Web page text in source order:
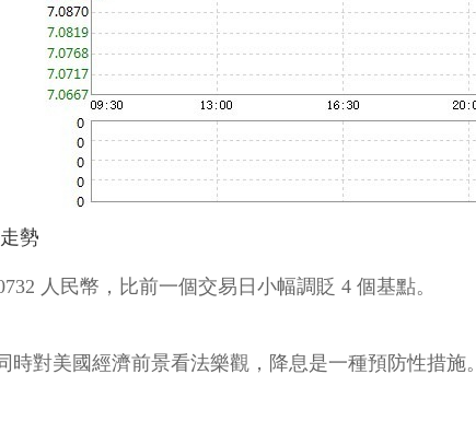
勢
人民幣，比前一個交易日小幅調貶 4 個基點。
對美國經濟前景看法樂觀，降息是一種預防性措施。